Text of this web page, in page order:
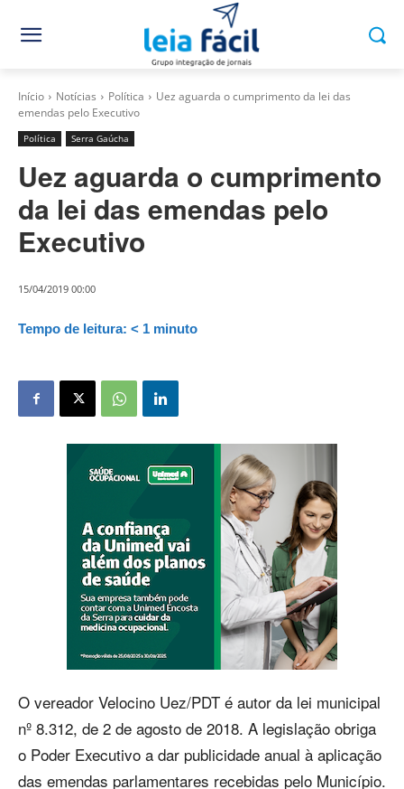
Início Notícias Política
Uez aguarda o cumprimento da lei das
emendas pelo Executivo
Política Serra Gaúcha
Uez aguarda o cumprimento
da lei das emendas pelo
Executivo
15/04/2019 00:00
Tempo de leitura: < 1 minuto
O vereador Velocino Uez/PDT é autor da lei municipal
nº 8.312, de 2 de agosto de 2018. A legislação obriga
o Poder Executivo a dar publicidade anual à aplicação
das emendas parlamentares recebidas pelo Município.